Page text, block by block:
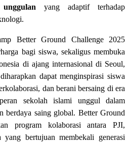
yang adaptif terhadap
Better Ground Challenge 2025
bagi siswa, sekaligus membuka
di ajang internasional di Seoul,
dapat menginspirasi siswa
dan berani bersaing di era
sekolah islami unggul dalam
berdaya saing global. Better Ground
program kolaborasi antara PJI,
bertujuan membekali generasi